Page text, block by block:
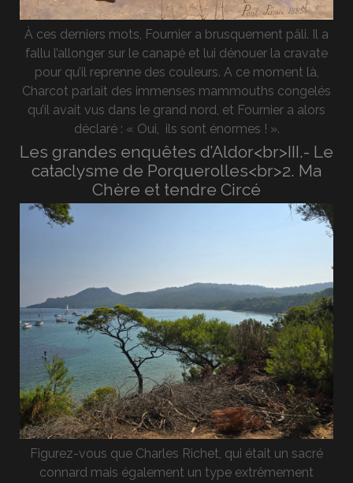
À ces derniers mots, Fournier a brusquement pâli. Il a
fallu l’allonger sur le canapé et lui dénouer la cravate
pour qu’il reprenne des couleurs. A ce moment là,
Charcot parlait des immenses mammouths congelés
qu’il avait vus dans le grand nord, et Fournier a alors
déclaré : « Oui, ils sont énormes ! ».
Les grandes enquêtes d’Aldor<br>III.- Le
cataclysme de Porquerolles<br>2. Ma
Chère et tendre Circé
Figurez-vous que Charles Richet, qui était un sacré
connard mais également un type extrêmement